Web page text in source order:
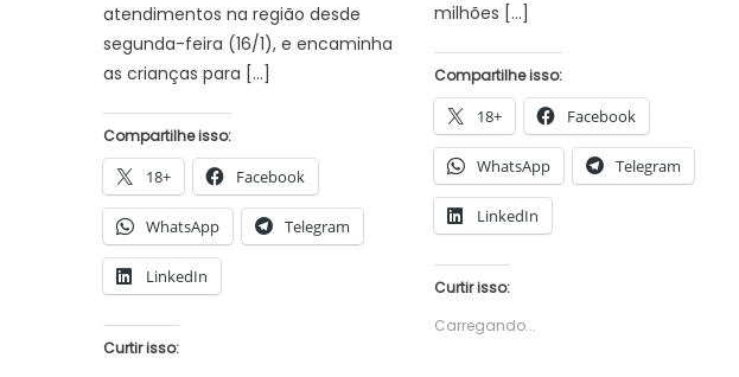
atendimentos na região desde
segunda-feira (16/1), e encaminha
as crianças para […]
Compartilhe isso:
18+ Facebook
WhatsApp Telegram
LinkedIn
Curtir isso:
milhões […]
Compartilhe isso:
18+ Facebook
WhatsApp Telegram
LinkedIn
Curtir isso:
Carregando...